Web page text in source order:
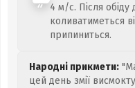
4 м/с. Після
коливатиметься
припиниться.
Народні прикмети:
цей день змії